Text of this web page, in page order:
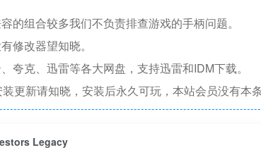
组合较多我们不负责排查游戏的手柄问题。
修改器望知晓。
克、迅雷等各大网盘，支持迅雷和IDM下载。
更新请知晓，安装后永久可玩，本站会员没有本条
Legacy